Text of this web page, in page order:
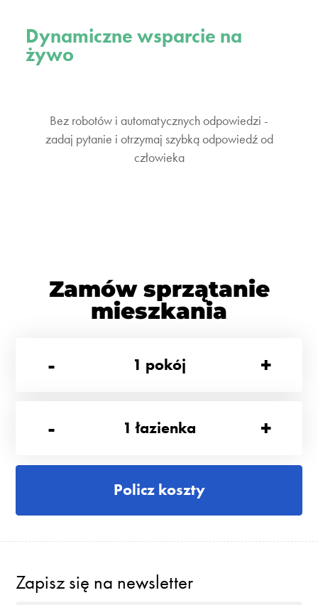
Dynamiczne wsparcie na
żywo
Bez robotów i automatycznych odpowiedzi -
zadaj pytanie i otrzymaj szybką odpowiedź od
człowieka
Zamów sprzątanie
mieszkania
-
1 pokój +
- 1 łazienka +
Policz koszty
Zapisz się na newsletter